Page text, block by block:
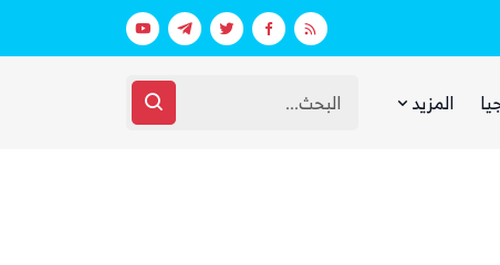
مرتبط بالهجوم على السعودية
المزيد